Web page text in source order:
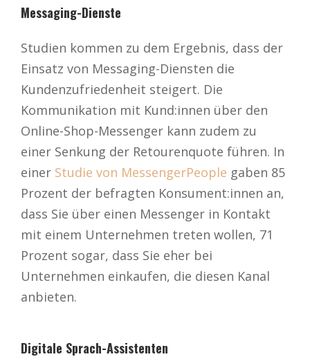
Messaging-Dienste
Studien kommen zu dem Ergebnis, dass der
Einsatz von Messaging-Diensten die
Kundenzufriedenheit steigert. Die
Kommunikation mit Kund:innen über den
Online-Shop-Messenger kann zudem zu
einer Senkung der Retourenquote führen. In
einer Studie von MessengerPeople gaben 85
Prozent der befragten Konsument:innen an,
dass Sie über einen Messenger in Kontakt
mit einem Unternehmen treten wollen, 71
Prozent sogar, dass Sie eher bei
Unternehmen einkaufen, die diesen Kanal
anbieten.
Digitale Sprach-Assistenten